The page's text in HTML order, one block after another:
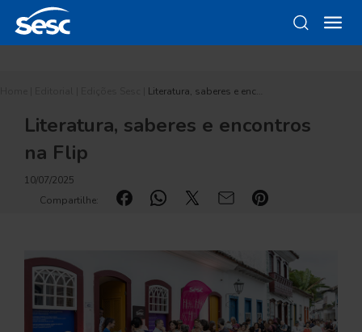
Literatura, saberes e enc…
Literatura, saberes e encontros
na Flip
10/07/2025
Compartilhe: